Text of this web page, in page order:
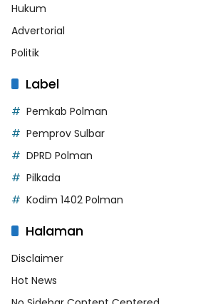
Hukum
Advertorial
Politik
Label
Pemkab Polman
Pemprov Sulbar
DPRD Polman
Pilkada
Kodim 1402 Polman
Halaman
Disclaimer
Hot News